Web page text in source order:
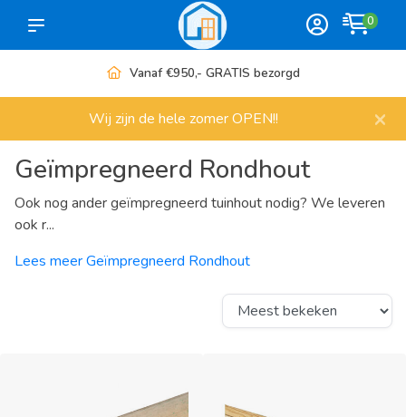
0
Meer dan 1000 artikelen
Wij zijn de hele zomer OPEN!! ×
Geïmpregneerd Rondhout
Ook nog ander geïmpregneerd tuinhout nodig? We leveren
ook r...
Lees meer Geïmpregneerd Rondhout